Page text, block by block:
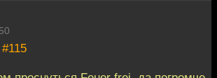
#115